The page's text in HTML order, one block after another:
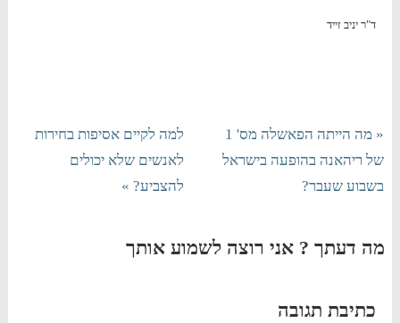
ד"ר יניב זייד
« מה הייתה הפאשלה מס' 1
של ריהאנה בהופעה בישראל
בשבוע שעבר?
למה לקיים אסיפות בחירות
לאנשים שלא יכולים
להצביע? »
מה דעתך ? אני רוצה לשמוע אותך
כתיבת תגובה